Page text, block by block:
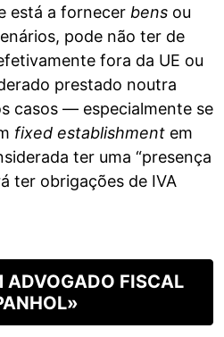
está a fornecer bens ou
pode não ter de
fora da UE ou
prestado noutra
casos — especialmente se
fixed establishment em
ter uma “presença
ter obrigações de IVA
ADVOGADO FISCAL